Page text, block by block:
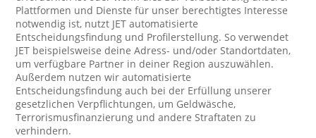
Plattformen und Dienste für unser berechtigtes Interesse
notwendig ist, nutzt JET automatisierte
Entscheidungsfindung und Profilerstellung. So verwendet
JET beispielsweise deine Adress- und/oder Standortdaten,
um verfügbare Partner in deiner Region auszuwählen.
Außerdem nutzen wir automatisierte
Entscheidungsfindung auch bei der Erfüllung unserer
gesetzlichen Verpflichtungen, um Geldwäsche,
Terrorismusfinanzierung und andere Straftaten zu
verhindern.